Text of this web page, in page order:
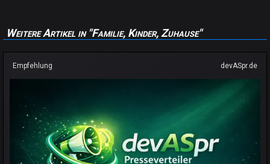
Weitere Artikel in "Familie, Kinder, Zuhause"
Empfehlung devASpr.de